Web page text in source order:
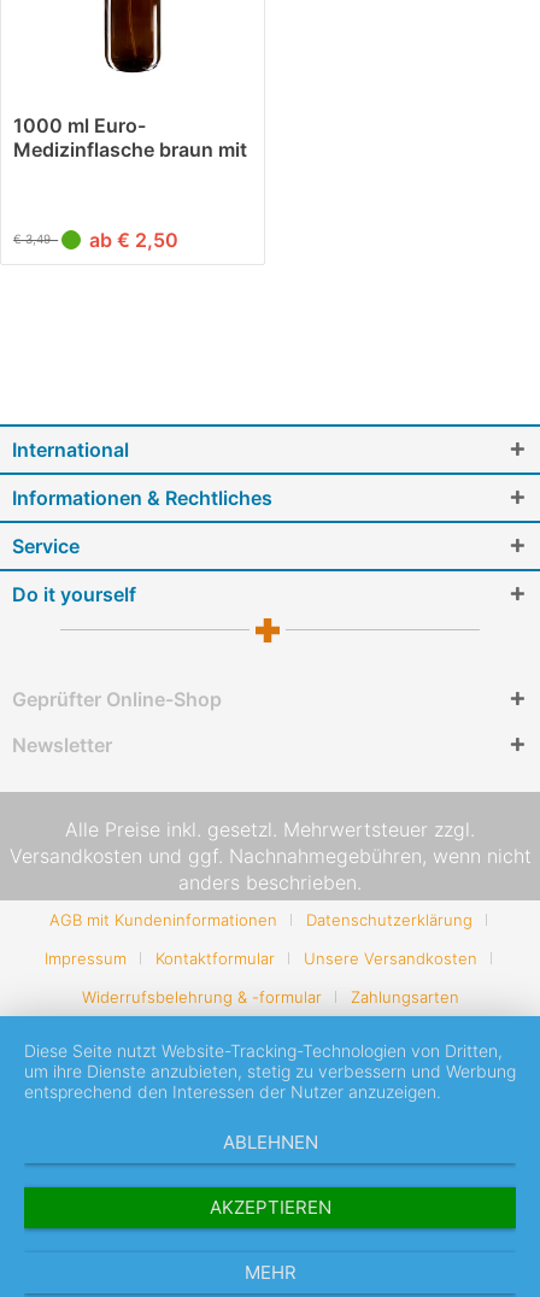
1000 ml Euro-
Medizinflasche braun mit
€ 3,49 ab € 2,50
International
Informationen & Rechtliches
Service
Do it yourself
Geprüfter Online-Shop
Newsletter
Alle Preise inkl. gesetzl. Mehrwertsteuer zzgl.
Versandkosten und ggf. Nachnahmegebühren, wenn nicht
anders beschrieben.
AGB mit Kundeninformationen
Datenschutzerklärung
Impressum
Kontaktformular
Unsere Versandkosten
Widerrufsbelehrung & -formular
Zahlungsarten
Diese Seite nutzt Website-Tracking-Technologien von Dritten,
um ihre Dienste anzubieten, stetig zu verbessern und Werbung
entsprechend den Interessen der Nutzer anzuzeigen.
ABLEHNEN
AKZEPTIEREN
MEHR